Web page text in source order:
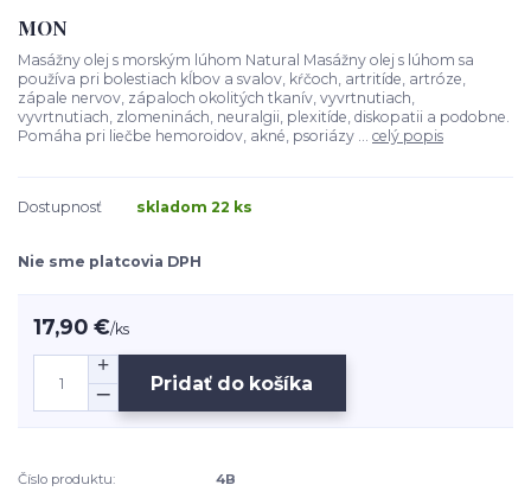
MON
Masážny olej s morským lúhom Natural Masážny olej s lúhom sa
používa pri bolestiach kĺbov a svalov, kŕčoch, artritíde, artróze,
zápale nervov, zápaloch okolitých tkanív, vyvrtnutiach,
vyvrtnutiach, zlomeninách, neuralgii, plexitíde, diskopatii a podobne.
Pomáha pri liečbe hemoroidov, akné, psoriázy ... celý popis
Dostupnosť skladom 22 ks
Nie sme platcovia DPH
17,90 €/ks
Pridať do košíka
Číslo produktu: 4B